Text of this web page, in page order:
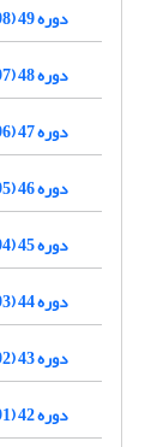
دوره 49 (1398)
دوره 48 (1397)
دوره 47 (1396)
دوره 46 (1395)
دوره 45 (1394)
دوره 44 (1393)
دوره 43 (1392)
دوره 42 (1391)